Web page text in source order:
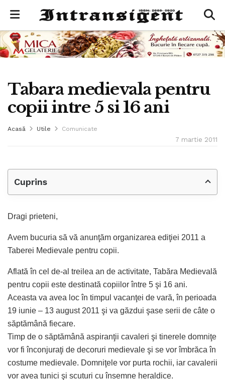
Tabara medievala pentru
copii intre 5 si 16 ani
Acasă Utile Comunicate
7 martie 2011
Cuprins
Dragi prieteni,
Avem bucuria să vă anunţăm organizarea ediţiei 2011 a
Taberei Medievale pentru copii.
Aflată în cel de-al treilea an de activitate, Tabăra Medievală
pentru copii este destinată copiilor între 5 şi 16 ani.
Aceasta va avea loc în timpul vacanţei de vară, în perioada
19 iunie – 13 august 2011 şi va găzdui şase serii de câte o
săptămână fiecare.
Timp de o săptămână aspiranţii cavaleri şi tinerele domniţe
vor fi înconjuraţi de decoruri medievale şi se vor îmbrăca în
costume medievale. Domniţele vor purta rochii, iar cavalerii
vor avea tunici şi scuturi cu însemne heraldice.